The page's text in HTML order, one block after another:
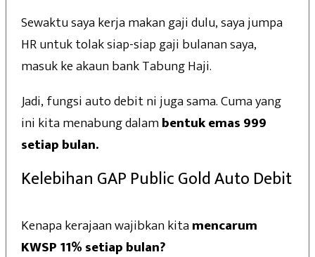
Sewaktu saya kerja makan gaji dulu, saya jumpa
HR untuk tolak siap-siap gaji bulanan saya,
masuk ke akaun bank Tabung Haji.
Jadi, fungsi auto debit ni juga sama. Cuma yang
ini kita menabung dalambentuk emas 999
setiap bulan.
Kelebihan GAP Public Gold Auto Debit
Kenapa kerajaan wajibkan kitamencarum
KWSP 11% setiap bulan?